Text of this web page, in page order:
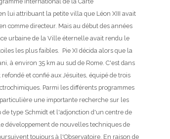
lui attribuant la petite villa que Léon XIII avait
comme directeur. Mais au début des années
urbaine de la Ville éternelle avait rendu le
les plus faibles. Pie XI décida alors que la
à environ 35 km au sud de Rome. C'est dans
et confié aux Jésuites, équipé de trois
Parmi les différents programmes
une importante recherche sur les
type Schmidt et l'adjonction d'un centre de
développement de nouvelles techniques de
toujours à l'Observatoire. En raison de